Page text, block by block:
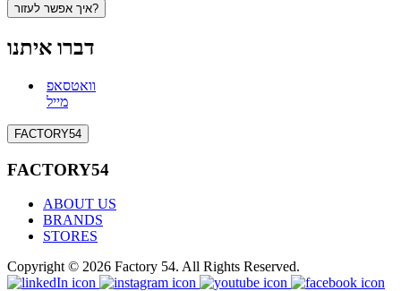
איך אפשר לעזור?
דברו איתנו
וואטסאפ
מייל
FACTORY54
FACTORY54
ABOUT US
BRANDS
STORES
Copyright © 2026 Factory 54. All Rights Reserved.